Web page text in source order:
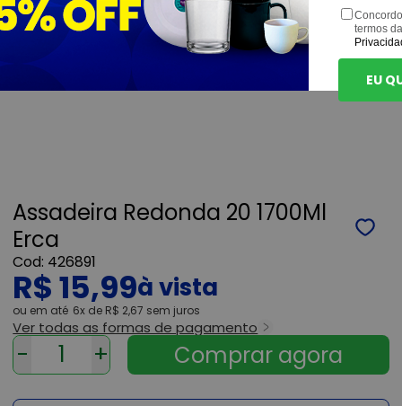
Assadeira Redonda 20 1700Ml
Erca
426891
R$ 15,99
ou 6x de R$ 2,67 sem juros
Ver todas as formas de pagamento
- +
termos
EU